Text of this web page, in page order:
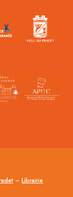
–Librairie